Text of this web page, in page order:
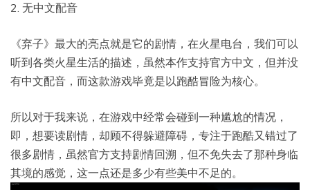
2. 无中文配音
《弃子》最大的亮点就是它的剧情，在火星电台，我们可以
听到各类火星生活的描述，虽然本作支持官方中文，但并没
有中文配音，而这款游戏毕竟是以跑酷冒险为核心。
所以对于我来说，在游戏中经常会碰到一种尴尬的情况，
即，想要读剧情，却顾不得躲避障碍，专注于跑酷又错过了
很多剧情，虽然官方支持剧情回溯，但不免失去了那种身临
其境的感觉，这一点还是多少有些美中不足的。